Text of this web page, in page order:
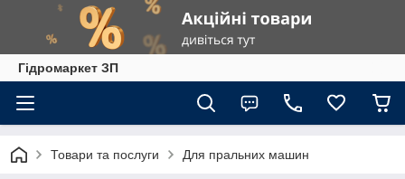
Гiдромаркет ЗП
Товари та послуги Для пральних машин